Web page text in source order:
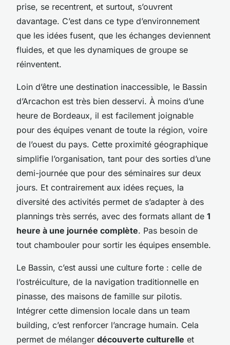
prise, se recentrent, et surtout, s’ouvrent
davantage. C’est dans ce type d’environnement
que les idées fusent, que les échanges deviennent
fluides, et que les dynamiques de groupe se
réinventent.
Loin d’être une destination inaccessible, le Bassin
d’Arcachon est très bien desservi. À moins d’une
heure de Bordeaux, il est facilement joignable
pour des équipes venant de toute la région, voire
de l’ouest du pays. Cette proximité géographique
simplifie l’organisation, tant pour des sorties d’une
demi-journée que pour des séminaires sur deux
jours. Et contrairement aux idées reçues, la
diversité des activités permet de s’adapter à des
plannings très serrés, avec des formats allant de 1
heure à une journée complète. Pas besoin de
tout chambouler pour sortir les équipes ensemble.
Le Bassin, c’est aussi une culture forte : celle de
l’ostréiculture, de la navigation traditionnelle en
pinasse, des maisons de famille sur pilotis.
Intégrer cette dimension locale dans un team
building, c’est renforcer l’ancrage humain. Cela
permet de mélanger découverte culturelle et